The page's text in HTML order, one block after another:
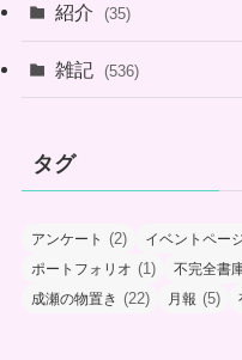
紹介 (35)
雑記 (536)
タグ
アンケート (2) イベントペー
ポートフォリオ (1) 不完全書
成瀬の物置き (22) 月報 (5)